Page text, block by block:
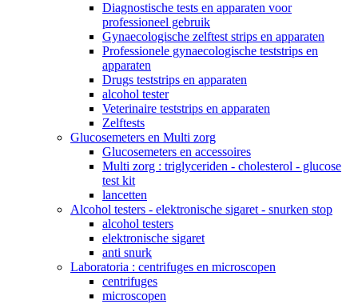
Diagnostische tests en apparaten voor
professioneel gebruik
Gynaecologische zelftest strips en apparaten
Professionele gynaecologische teststrips en
apparaten
Drugs teststrips en apparaten
alcohol tester
Veterinaire teststrips en apparaten
Zelftests
Glucosemeters en Multi zorg
Glucosemeters en accessoires
Multi zorg : triglyceriden - cholesterol - glucose
test kit
lancetten
Alcohol testers - elektronische sigaret - snurken stop
alcohol testers
elektronische sigaret
anti snurk
Laboratoria : centrifuges en microscopen
centrifuges
microscopen